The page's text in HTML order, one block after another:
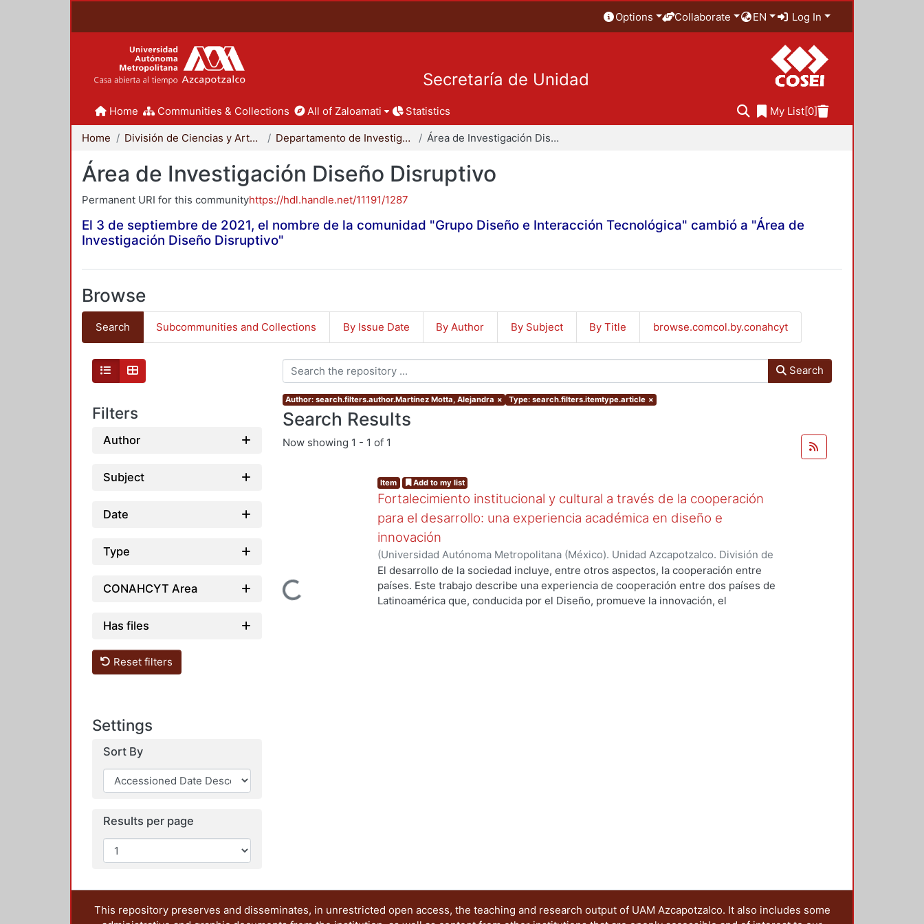
Options Collaborate EN Log In
Secretaría de Unidad
Home Communities & Collections All of Zaloamati Statistics My List[0]
Home División de Ciencias y Artes para el Diseño Departamento de Investigación y Conocimiento para el Diseño Área de Investigación Diseño Disruptivo
Área de Investigación Diseño Disruptivo
Permanent URI for this communityhttps://hdl.handle.net/11191/1287
El 3 de septiembre de 2021, el nombre de la comunidad "Grupo Diseño e Interacción Tecnológica" cambió a "Área de
Investigación Diseño Disruptivo"
Browse
Search Subcommunities and Collections By Issue Date By Author By Subject By Title browse.comcol.by.conahcyt
Filters
Author
Subject
Date
Type
CONAHCYT Area
Has files
Reset filters
Settings
Sort By
Results per page
Search
Author: search.filters.author.Martínez Motta, Alejandra × Type: search.filters.itemtype.article ×
Search Results
Now showing 1 - 1 of 1
Loading...
Item Add to my list
Fortalecimiento institucional y cultural a través de la cooperación
para el desarrollo: una experiencia académica en diseño e
innovación
(Universidad Autónoma Metropolitana (México). Unidad Azcapotzalco. División de
Ciencias y Artes para el Diseño.,2016-03-01)Ferruzca-Navarro, Marco Vinicio;
Martínez Motta, Alejandra
El desarrollo de la sociedad incluye, entre otros aspectos, la cooperación entre
países. Este trabajo describe una experiencia de cooperación entre dos países de
Latinoamérica que, conducida por el Diseño, promueve la innovación, el
This repository preserves and disseminates, in unrestricted open access, the teaching and research output of UAM Azcapotzalco. It also includes some